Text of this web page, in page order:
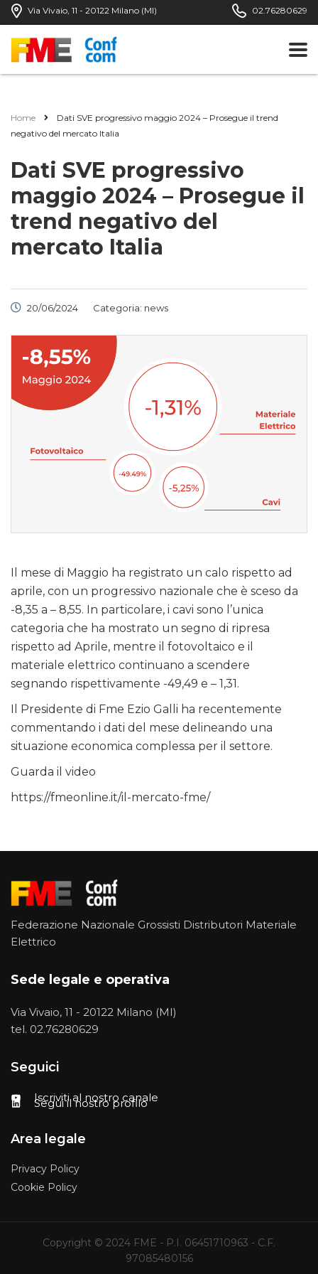
Via Vivaio, 11 - 20122 Milano (MI) 02.76280629
Home
Dati SVE progressivo maggio 2024 – Prosegue il trend
negativo del mercato Italia
Dati SVE progressivo
maggio 2024 – Prosegue il
trend negativo del
mercato Italia
20/06/2024 Categoria: news
Il mese di Maggio ha registrato un calo rispetto ad
aprile, con un progressivo nazionale che è sceso da
-8,35 a – 8,55. In particolare, i cavi sono l’unica
categoria che ha mostrato un segno di ripresa
rispetto ad Aprile, mentre il fotovoltaico e il
materiale elettrico continuano a scendere
segnando rispettivamente -49,49 e – 1,31.
Il Presidente di Fme Ezio Galli ha recentemente
commentando i dati del mese delineando una
situazione economica complessa per il settore.
Guarda il video
https://fmeonline.it/il-mercato-fme/
Federazione Nazionale Grossisti Distributori Materiale
Elettrico
Sede legale e operativa
Via Vivaio, 11 - 20122 Milano (MI)
tel. 02.76280629
Seguici
Iscriviti al nostro canale
Segui il nostro profilo
Area legale
Privacy Policy
Cookie Policy
Copyright © 2024 FME - P.I. 06451710963 - C.F.
97085480156